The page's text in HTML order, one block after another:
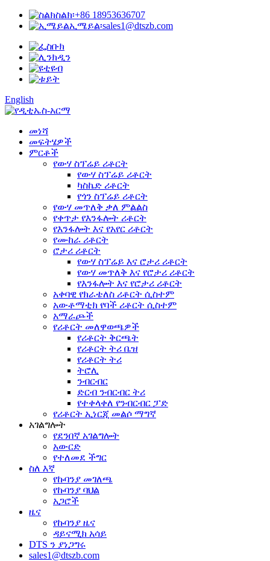
ስልክ፡+86 18953636707
ኢሜይል፡sales1@dtszb.com
English
መነሻ
መፍትሄዎች
ምርቶች
የውሃ ስፕሬይ ሪቶርት
የውሃ ስፕሬይ ሪቶርት
ካስኬድ ሪቶርት
የጎን ስፕሬይ ሪቶርት
የውሃ መጥለቅ ቃለ ምልልስ
የቀጥታ የእንፋሎት ሪቶርት
የእንፋሎት እና የአየር ሪቶርት
የሙከራ ሪቶርት
ሮታሪ ሪቶርት
የውሃ ስፕሬይ እና ሮታሪ ሪቶርት
የውሃ መጥለቅ እና የሮታሪ ሪቶርት
የእንፋሎት እና የሮታሪ ሪቶርት
አቀባዊ የክራቴለስ ሪቶርት ሲስተም
አውቶማቲክ የባች ሪቶርት ሲስተም
አማራጮች
የሪቶርት መለዋወጫዎች
የሪቶርት ቅርጫት
የሪቶርት ትሪ ቤዝ
የሪቶርት ትሪ
ትሮሊ
ንብርብር
ድርብ ንብርብር ትሪ
የተቀላቀለ የንብርብር ፓድ
የሪቶርት ኢነርጂ መልሶ ማግኛ
አገልግሎት
የደንበኛ አገልግሎት
አውርድ
የተለመደ ችግር
ስለ እኛ
የኩባንያ መገለጫ
የኩባንያ ባህል
አጋሮች
ዜና
የኩባንያ ዜና
ዳይናሚክ አሳይ
DTS ን ያነጋግሩ
sales1@dtszb.com